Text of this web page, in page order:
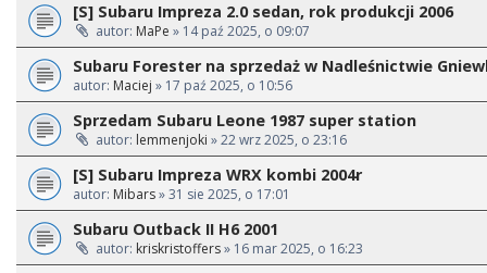
[S] Subaru Impreza 2.0 sedan, rok produkcji 2006
autor: MaPe » 14 paź 2025, o 09:07
Subaru Forester na sprzedaż w Nadleśnictwie
autor: Maciej » 17 paź 2025, o 10:56
Sprzedam Subaru Leone 1987 super station
autor: lemmenjoki » 22 wrz 2025, o 23:16
[S] Subaru Impreza WRX kombi 2004r
autor: Mibars» 31 sie 2025, o 17:01
Subaru Outback II H6 2001
autor: kriskristoffers» 16 mar 2025, o 16:23